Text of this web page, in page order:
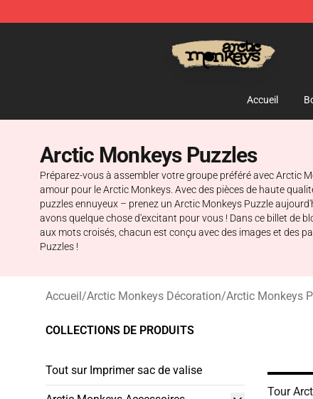
Accueil
Arctic Monkeys Puzzles
Préparez-vous à assembler votre groupe préféré avec Arctic
amour pour le Arctic Monkeys. Avec des pièces de haute
puzzles ennuyeux – prenez un Arctic Monkeys Puzzle
avons quelque chose d'excitant pour vous ! Dans ce billet de
aux mots croisés, chacun est conçu avec des images et des
Puzzles !
Accueil/Arctic Monkeys Décoration/Arctic Monkeys
COLLECTIONS DE PRODUITS
Tout sur Imprimer sac de valise
Tour